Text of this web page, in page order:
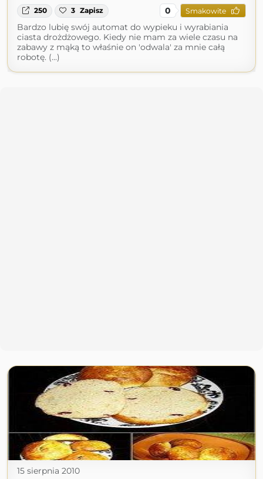
250 3 Zapisz 0 Smakowite
Bardzo lubię swój automat do wypieku i wyrabiania
ciasta drożdżowego. Kiedy nie mam za wiele czasu na
zabawy z mąką to właśnie on 'odwala' za mnie całą
robotę. (...)
15 sierpnia 2010